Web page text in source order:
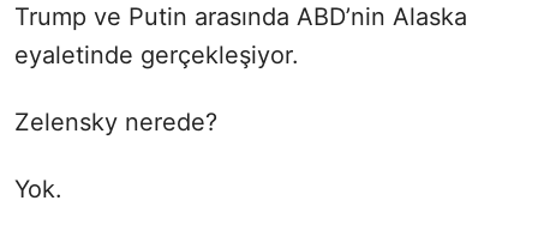
Trump ve Putin arasında ABD’nin Alaska
eyaletinde gerçekleşiyor.
Zelensky nerede?
Yok.